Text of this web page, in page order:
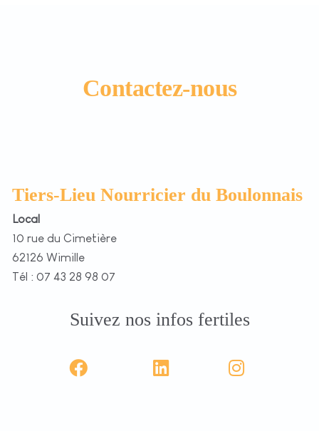
Contactez-nous
Tiers-Lieu Nourricier du Boulonnais
Local
10 rue du Cimetière
62126 Wimille
Tél : 07 43 28 98 07
Suivez nos infos fertiles